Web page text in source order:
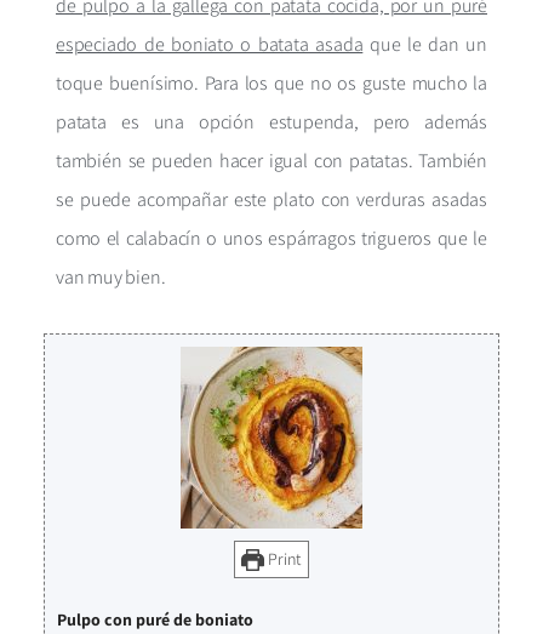
de pulpo a la gallega con patata cocida, por un puré
especiado de boniato o batata asada que le dan un
toque buenísimo. Para los que no os guste mucho la
patata es una opción estupenda, pero además
también se pueden hacer igual con patatas. También
se puede acompañar este plato con verduras asadas
como el calabacín o unos espárragos trigueros que le
van muy bien.
Print
Pulpo con puré de boniato